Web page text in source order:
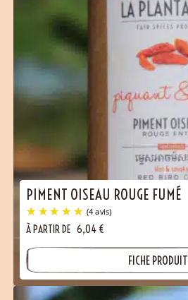
PIMENT OISEAU ROUGE FUMÉ
À PARTIR DE 6,04 €
FICHE PRODUIT